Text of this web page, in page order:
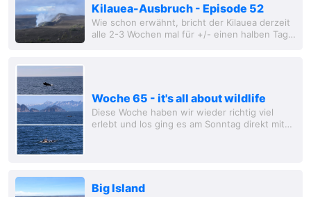
Kilauea-Ausbruch - Episode 52
Wie schon erwähnt, bricht der Kilauea derzeit
alle 2-3 Wochen mal für +/- einen halben Tag
Woche 65 - it's all about wildlife
Diese Woche haben wir wieder richtig viel
erlebt und los ging es am Sonntag direkt mit
Big Island